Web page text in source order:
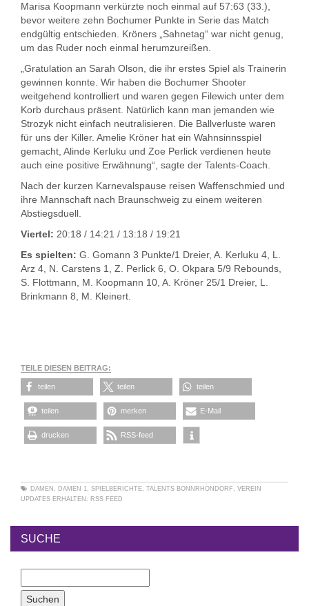
Marisa Koopmann verkürzte noch einmal auf 57:63 (33.),
bevor weitere zehn Bochumer Punkte in Serie das Match
endgültig entschieden. Kröners „Sahnetag“ war nicht genug,
um das Ruder noch einmal herumzureißen.
„Gratulation an Sarah Olson, die ihr erstes Spiel als Trainerin
gewinnen konnte. Wir haben die Bochumer Shooter
weitgehend kontrolliert und waren gegen Filewich unter dem
Korb durchaus präsent. Natürlich kann man jemanden wie
Strozyk nicht einfach neutralisieren. Die Ballverluste waren
für uns der Killer. Amelie Kröner hat ein Wahnsinnsspiel
gemacht, Alinde Kerluku und Zoe Perlick verdienen heute
auch eine positive Erwähnung“, sagte der Talents-Coach.
Nach der kurzen Karnevalspause reisen Waffenschmied und
ihre Mannschaft nach Braunschweig zu einem weiteren
Abstiegsduell.
Viertel: 20:18 / 14:21 / 13:18 / 19:21
Es spielten: G. Gomann 3 Punkte/1 Dreier, A. Kerluku 4, L.
Arz 4, N. Carstens 1, Z. Perlick 6, O. Okpara 5/9 Rebounds,
S. Flottmann, M. Koopmann 10, A. Kröner 25/1 Dreier, L.
Brinkmann 8, M. Kleinert.
TEILE DIESEN BEITRAG:
teilen teilen teilen
teilen merken E-Mail
drucken RSS-feed
DAMEN , DAMEN 1, SPIELBERICHTE, TALENTS BONNRHÖNDORF , VEREIN
UPDATES ERHALTEN: RSS FEED
SUCHE